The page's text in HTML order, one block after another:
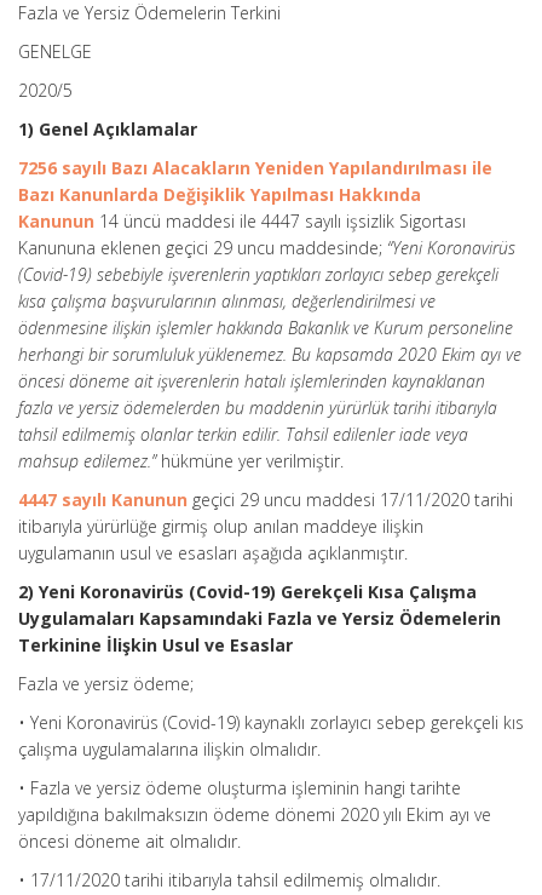
Fazla ve Yersiz Ödemelerin Terkini
GENELGE
2020/5
1) Genel Açıklamalar
7256 sayılı Bazı Alacakların Yeniden Yapılandırılması ile
Bazı Kanunlarda Değişiklik Yapılması Hakkında
Kanunun 14 üncü maddesi ile 4447 sayılı işsizlik Sigortası
Kanununa eklenen geçici 29 uncu maddesinde; “Yeni Koronavirüs
(Covid-19) sebebiyle işverenlerin yaptıkları zorlayıcı sebep gerekçeli
kısa çalışma başvurularının alınması, değerlendirilmesi ve
ödenmesine ilişkin işlemler hakkında Bakanlık ve Kurum personeline
herhangi bir sorumluluk yüklenemez. Bu kapsamda 2020 Ekim ayı ve
öncesi döneme ait işverenlerin hatalı işlemlerinden kaynaklanan
fazla ve yersiz ödemelerden bu maddenin yürürlük tarihi itibarıyla
tahsil edilmemiş olanlar terkin edilir. Tahsil edilenler iade veya
mahsup edilemez.” hükmüne yer verilmiştir.
4447 sayılı Kanunun geçici 29 uncu maddesi 17/11/2020 tarihi
itibarıyla yürürlüğe girmiş olup anılan maddeye ilişkin
uygulamanın usul ve esasları aşağıda açıklanmıştır.
2) Yeni Koronavirüs (Covid-19) Gerekçeli Kısa Çalışma
Uygulamaları Kapsamındaki Fazla ve Yersiz Ödemelerin
Terkinine İlişkin Usul ve Esaslar
Fazla ve yersiz ödeme;
• Yeni Koronavirüs (Covid-19) kaynaklı zorlayıcı sebep gerekçeli kıs
çalışma uygulamalarına ilişkin olmalıdır.
• Fazla ve yersiz ödeme oluşturma işleminin hangi tarihte
yapıldığına bakılmaksızın ödeme dönemi 2020 yılı Ekim ayı ve
öncesi döneme ait olmalıdır.
• 17/11/2020 tarihi itibarıyla tahsil edilmemiş olmalıdır.